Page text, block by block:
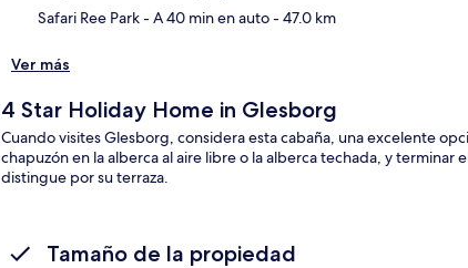
Safari Ree Park- A 40 min en auto- 47.0 km
Ver más
4 Star Holiday Home in Glesborg
Cuando visites Glesborg, considera esta cabaña, una excelente
chapuzón en la alberca al aire libre o la alberca techada, y
distingue por su terraza.
Tamaño de la propiedad